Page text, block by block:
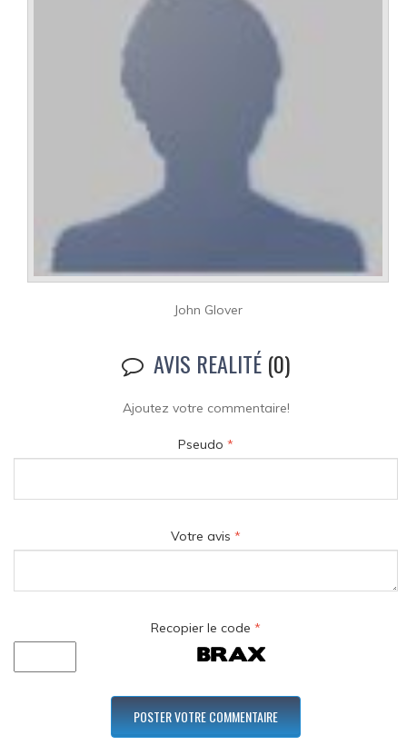
John Glover
AVIS REALITÉ (0)
Ajoutez votre commentaire!
Pseudo *
Votre avis *
Recopier le code *